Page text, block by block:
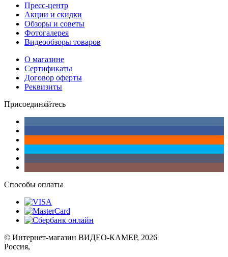
Пресс-центр
Акции и скидки
Обзоры и советы
Фотогалерея
Видеообзоры товаров
О магазине
Сертификаты
Договор оферты
Реквизиты
Присоединяйтесь
Способы оплаты
© Интернет-магазин ВИДЕО-КАМЕР, 2026
Россия,